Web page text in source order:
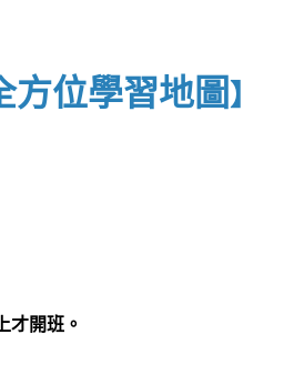
方位學習地圖 】
才開班。